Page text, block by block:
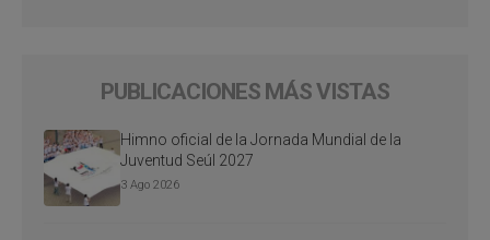
PUBLICACIONES MÁS VISTAS
Himno oficial de la Jornada Mundial de la
Juventud Seúl 2027
3 Ago 2026